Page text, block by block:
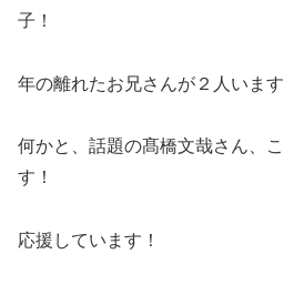
子！
年の離れたお兄さんが２人います
何かと、話題の髙橋文哉さん、
す！
応援しています！